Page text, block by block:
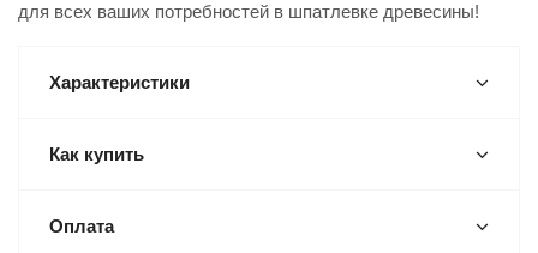
для всех ваших потребностей в шпатлевке древесины!
Характеристики
Как купить
Оплата